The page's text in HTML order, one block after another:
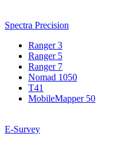
Spectra Precision
Ranger 3
Ranger 5
Ranger 7
Nomad 1050
T41
MobileMapper 50
E-Survey